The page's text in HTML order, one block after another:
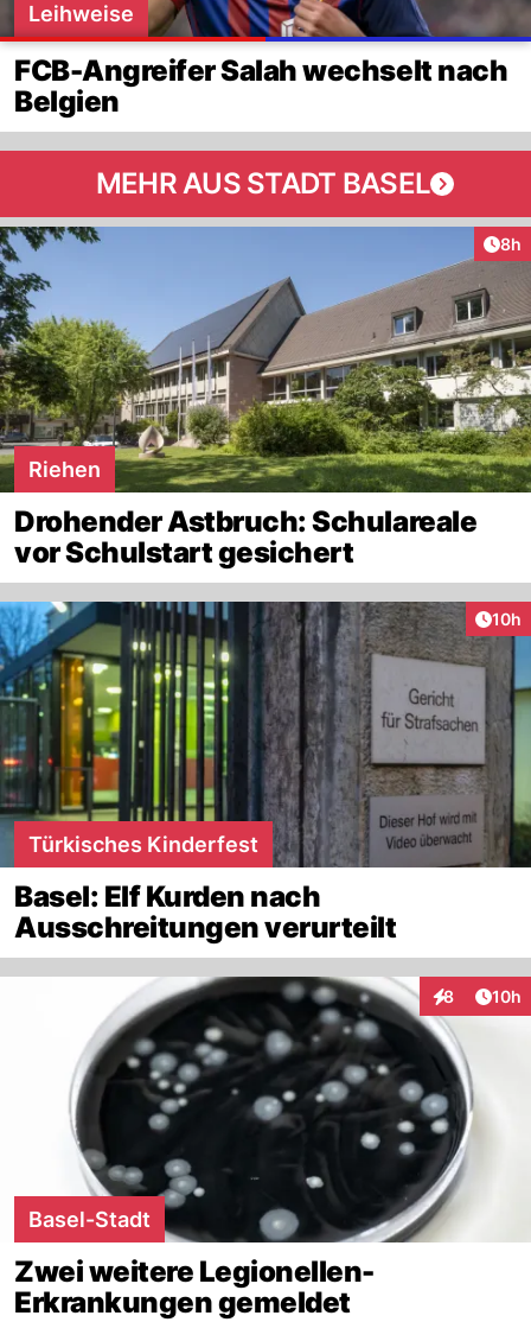
Leihweise
FCB-Angreifer Salah wechselt nach
Belgien
MEHR AUS STADT BASEL
8h
Riehen
Drohender Astbruch: Schulareale
vor Schulstart gesichert
10h
Türkisches Kinderfest
Basel: Elf Kurden nach
Ausschreitungen verurteilt
8
Interaktionen
10h
Basel-Stadt
Zwei weitere Legionellen-
Erkrankungen gemeldet